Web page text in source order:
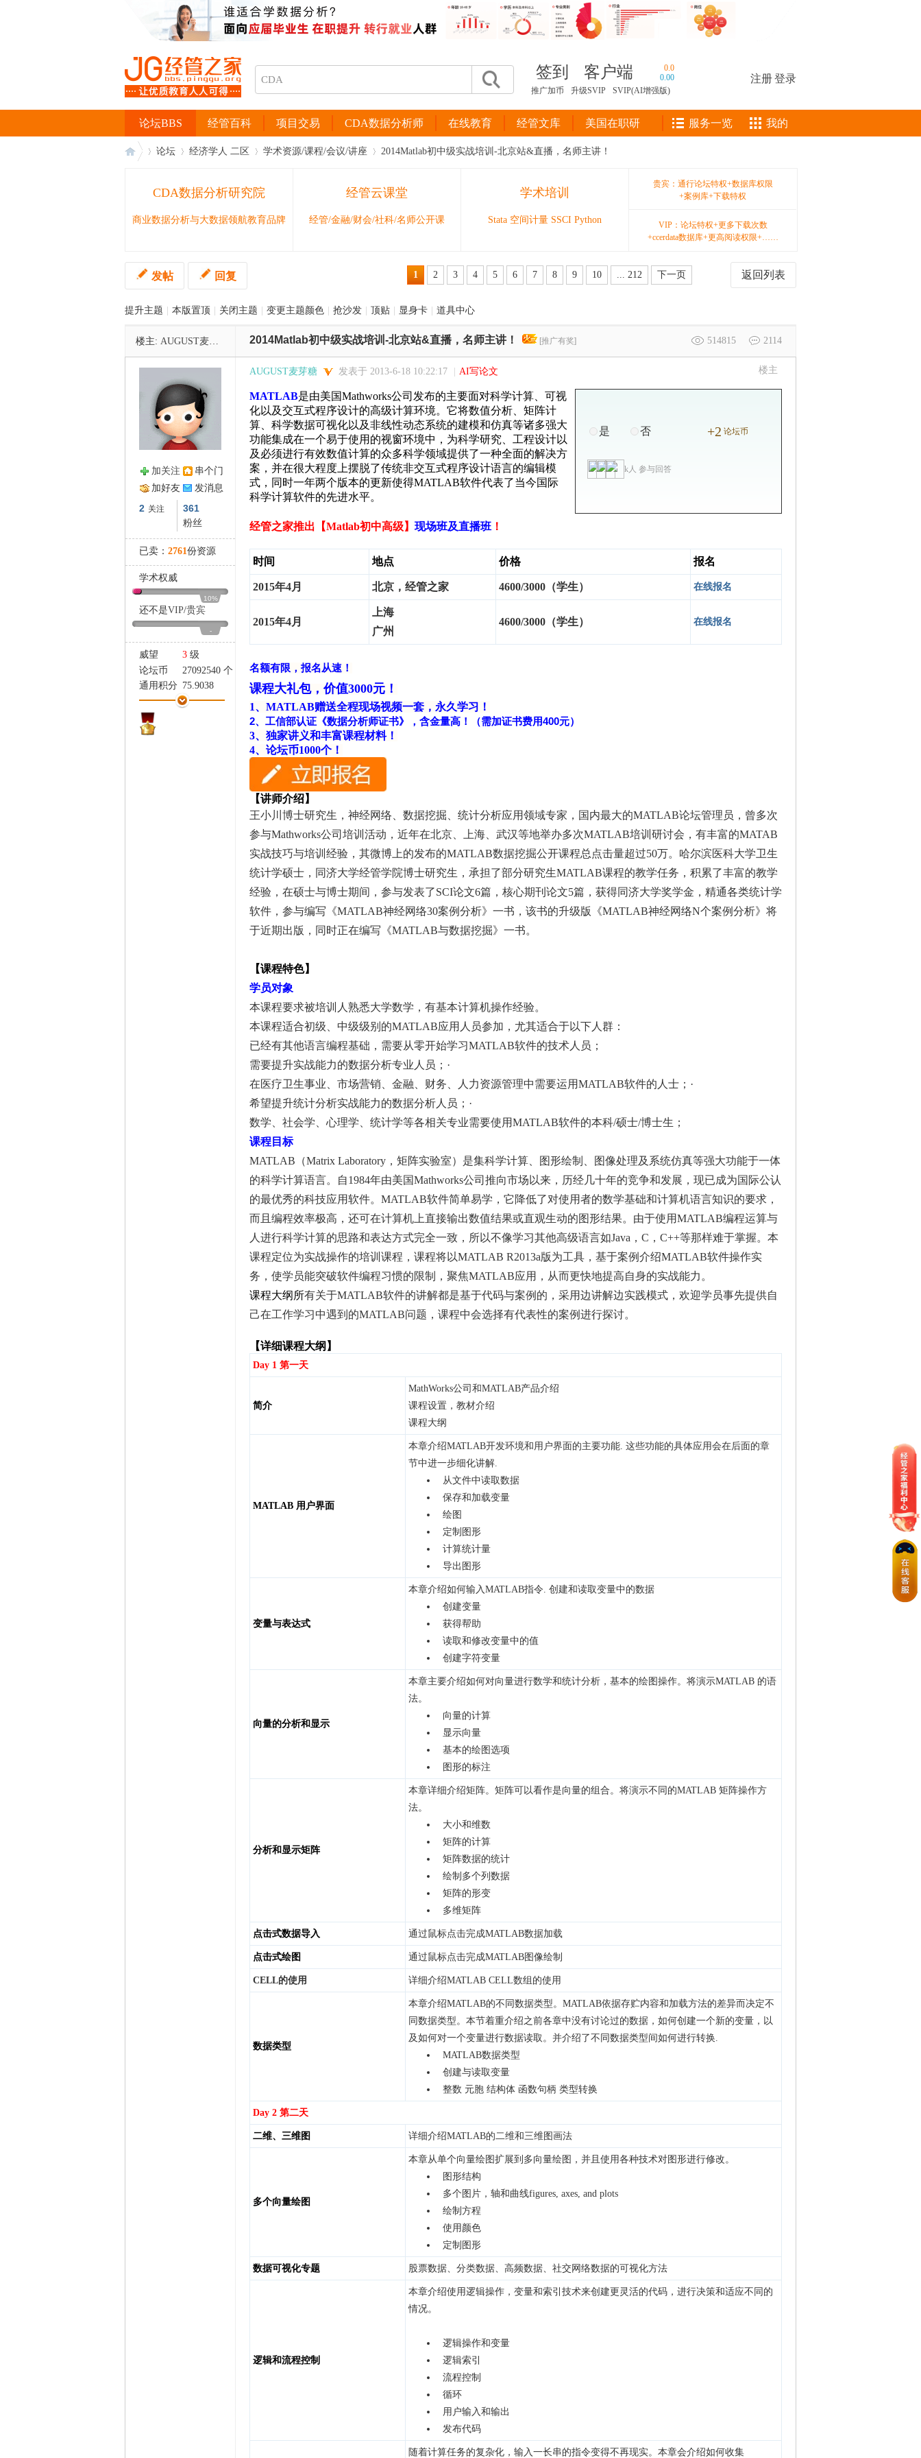
签到 客户端
0.0
0.00
推广加币
升级SVIP SVIP(AI增强版)
注册登录
经管百科 项目交易 CDA数据分析师 在线教育 经管文库 美国在职研
论坛BBS 服务一览 我的
家
论坛 经济学人 二区 学术资源/课程/会议/讲座 2014Matlab初中级实战培训-北京站&直播，名师主讲！
CDA数据分析研究院
商业数据分析与大数据领航教育品牌
经管云课堂
经管/金融/财会/社科/名师公开课
学术培训
Stata 空间计量 SSCI Python
贵宾：通行论坛特权+数据库权限
+案例库+下载特权
VIP：论坛特权+更多下载次数
+ccerdata数据库+更高阅读权限+……
返回列表
1 2 3 4 5 6 7 8 9 10 ... 212 下一页
发帖 回复
提升主题 本版置顶 关闭主题 变更主题颜色 抢沙发 顶贴 显身卡 道具中心
楼主: AUGUST麦芽糖 514815 2114
2014Matlab初中级实战培训-北京站&直播，名师主讲！ [推广有奖]
加关注
串个门
加好友
发消息
2 关注 361
粉丝
已卖： 2761份资源
学术权威
10%
还不是VIP/贵宾
-
威望 3 级
论坛币
27092540 个
通用积分 75.9038
学术水平
568 点
热心指数
信用等级
楼主
AUGUST麦芽糖 发表于 2013-6-18 10:22:17 AI写论文
是 否 +2 论坛币
k人 参与回答
MATLAB是由美国Mathworks公司发布的主要面对科学计算、可视
化以及交互式程序设计的高级计算环境。它将数值分析、矩阵计
算、科学数据可视化以及非线性动态系统的建模和仿真等诸多强大
功能集成在一个易于使用的视窗环境中，为科学研究、工程设计以
及必须进行有效数值计算的众多科学领域提供了一种全面的解决方
案，并在很大程度上摆脱了传统非交互式程序设计语言的编辑模
式， 同时一年两个版本的更新使得MATLAB软件代表了当今国际
科学计算软件的先进水平。
经管之家推出【Matlab初中高级】 现场班及直播班 ！
时间 地点 价格 报名
2015年4月 北京，经管之家 4600/3000（学生） 在线报名
2015年4月
上海
广州
4600/3000（学生） 在线报名
名额有限，报名从速！
课程大礼包，价值3000元！
1、MATLAB赠送全程现场视频一套，永久学习！
2、工信部认证《数据分析师证书》，含金量高！（需加证书费用400元）
3、独家讲义和丰富课程材料！
4、论坛币1000个！
【讲师介绍】
王小川博士研究生，神经网络、数据挖掘、统计分析应用领域专家，国内最大的MATLAB论坛管理员，曾多次
参与Mathworks公司培训活动，近年在北京、上海、武汉等地举办多次MATLAB培训研讨会，有丰富的MATAB
实战技巧与培训经验，其微博上的发布的MATLAB数据挖掘公开课程总点击量超过50万。哈尔滨医科大学卫生
统计学硕士，同济大学经管学院博士研究生，承担了部分研究生MATLAB课程的教学任务，积累了丰富的教学
经验，在硕士与博士期间，参与发表了SCI论文6篇，核心期刊论文5篇，获得同济大学奖学金，精通各类统计学
软件，参与编写《MATLAB神经网络30案例分析》一书，该书的升级版《MATLAB神经网络N个案例分析》将
于近期出版，同时正在编写《MATLAB与数据挖掘》一书。
【课程特色】
学员对象
本课程要求被培训人熟悉大学数学，有基本计算机操作经验。
本课程适合初级、中级级别的MATLAB应用人员参加，尤其适合于以下人群：
已经有其他语言编程基础，需要从零开始学习MATLAB软件的技术人员；
需要提升实战能力的数据分析专业人员；·
在医疗卫生事业、市场营销、金融、财务、人力资源管理中需要运用MATLAB软件的人士；·
希望提升统计分析实战能力的数据分析人员；·
数学、社会学、心理学、统计学等各相关专业需要使用MATLAB软件的本科/硕士/博士生；
课程目标
MATLAB（Matrix Laboratory，矩阵实验室）是集科学计算、图形绘制、图像处理及系统仿真等强大功能于一体
的科学计算语言。自1984年由美国Mathworks公司推向市场以来，历经几十年的竞争和发展，现已成为国际公认
的最优秀的科技应用软件。MATLAB软件简单易学，它降低了对使用者的数学基础和计算机语言知识的要求，
而且编程效率极高，还可在计算机上直接输出数值结果或直观生动的图形结果。由于使用MATLAB编程运算与
人进行科学计算的思路和表达方式完全一致，所以不像学习其他高级语言如Java，C，C++等那样难于掌握。本
课程定位为实战操作的培训课程，课程将以MATLAB R2013a版为工具，基于案例介绍MATLAB软件操作实
务，使学员能突破软件编程习惯的限制，聚焦MATLAB应用，从而更快地提高自身的实战能力。
课程大纲 所有关于MATLAB软件的讲解都是基于代码与案例的，采用边讲解边实践模式，欢迎学员事先提供自
己在工作学习中遇到的MATLAB问题，课程中会选择有代表性的案例进行探讨。
【详细课程大纲】
Day 1 第一天
简介
MathWorks公司和MATLAB产品介绍
课程设置，教材介绍
课程大纲
MATLAB 用户界面
本章介绍MATLAB开发环境和用户界面的主要功能. 这些功能的具体应用会在后面的章
节中进一步细化讲解.
从文件中读取数据
保存和加载变量
绘图
定制图形
计算统计量
导出图形
变量与表达式
本章介绍如何输入MATLAB指令. 创建和读取变量中的数据
创建变量
获得帮助
读取和修改变量中的值
创建字符变量
向量的分析和显示
本章主要介绍如何对向量进行数学和统计分析，基本的绘图操作。将演示MATLAB 的语
法。
向量的计算
显示向量
基本的绘图选项
图形的标注
分析和显示矩阵
本章详细介绍矩阵。矩阵可以看作是向量的组合。将演示不同的MATLAB 矩阵操作方
法。
大小和维数
矩阵的计算
矩阵数据的统计
绘制多个列数据
矩阵的形变
多维矩阵
点击式数据导入 通过鼠标点击完成MATLAB数据加载
点击式绘图 通过鼠标点击完成MATLAB图像绘制
CELL的使用 详细介绍MATLAB CELL数组的使用
数据类型
本章介绍MATLAB的不同数据类型。MATLAB依据存贮内容和加载方法的差异而决定不
同数据类型。本节着重介绍之前各章中没有讨论过的数据，如何创建一个新的变量，以
及如何对一个变量进行数据读取。并介绍了不同数据类型间如何进行转换.
MATLAB数据类型
创建与读取变量
整数 元胞 结构体 函数句柄 类型转换
Day 2 第二天
二维、三维图 详细介绍MATLAB的二维和三维图画法
多个向量绘图
本章从单个向量绘图扩展到多向量绘图，并且使用各种技术对图形进行修改。
图形结构
多个图片，轴和曲线figures, axes, and plots
绘制方程
使用颜色
定制图形
数据可视化专题 股票数据、分类数据、高频数据、社交网络数据的可视化方法
逻辑和流程控制
本章介绍使用逻辑操作，变量和索引技术来创建更灵活的代码，进行决策和适应不同的
情况。
逻辑操作和变量
逻辑索引
流程控制
循环
用户输入和输出
发布代码
随着计算任务的复杂化，输入一长串的指令变得不再现实。本章会介绍如何收集